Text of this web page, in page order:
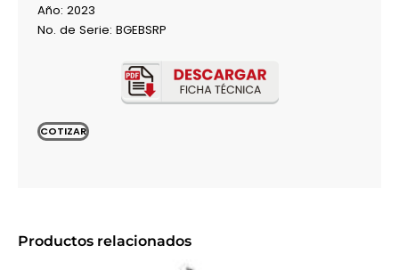
Año: 2023
No. de Serie: BGEBSRP
COTIZAR
Productos relacionados